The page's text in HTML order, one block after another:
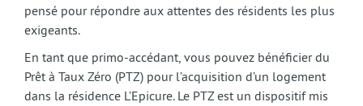
pensé pour répondre aux attentes des résidents les plus
exigeants.
En tant que primo-accédant, vous pouvez bénéficier du
Prêt à Taux Zéro (PTZ) pour l’acquisition d’un logement
dans la résidence L’Epicure. Le PTZ est un dispositif mis